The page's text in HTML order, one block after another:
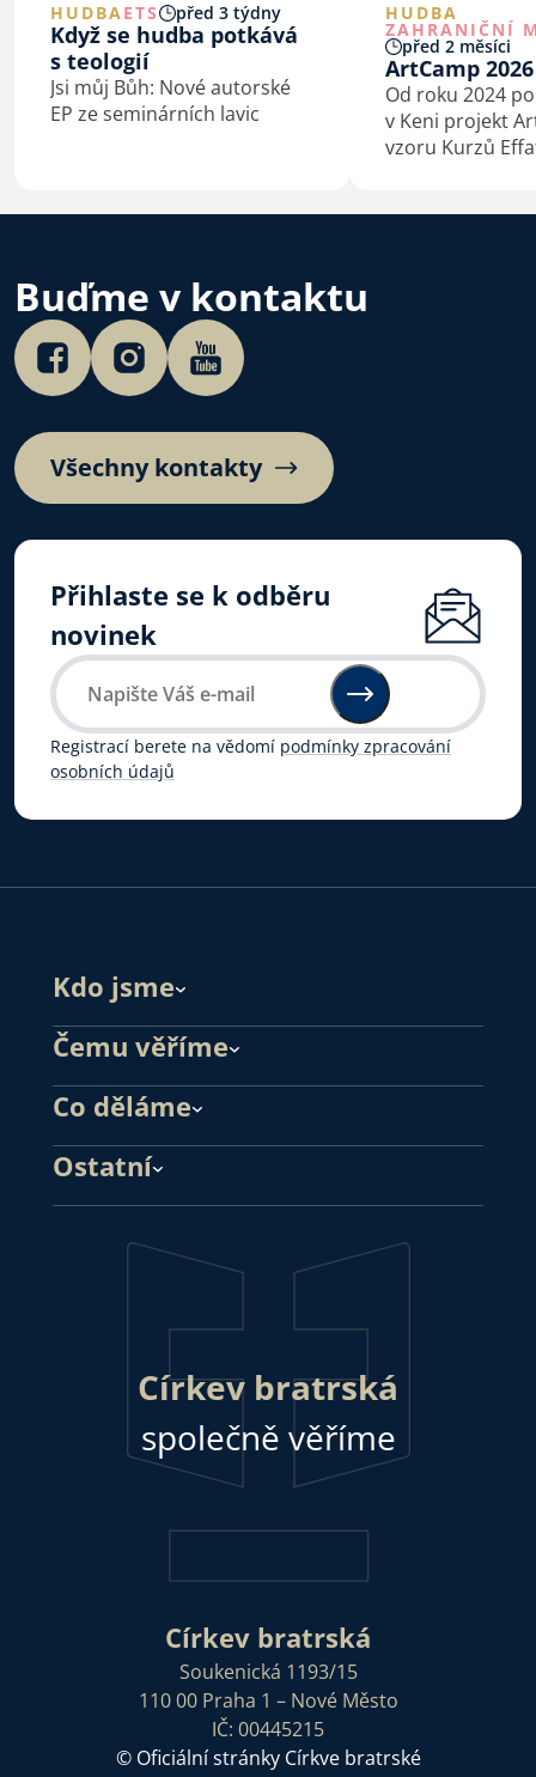
HUDBAETS před 3 týdny
Když se hudba potkává
s teologií
Jsi můj Bůh: Nové autorské
EP ze seminárních lavic
HUDBA
ZAHRANIČNÍ
před 2 měsíci
ArtCamp 2026
Od roku 2024
v Keni projekt
vzoru Kurzů
Buďme v kontaktu
Všechny kontakty
Přihlaste se k odběru
novinek
Registrací berete na vědomí podmínky zpracování
osobních údajů
Kdo jsme
Čemu věříme
Co děláme
Ostatní
Církev bratrská
společně věříme
Církev bratrská
Soukenická 1193/15
110 00 Praha 1 – Nové Město
IČ: 00445215
© Oficiální stránky Církve bratrské